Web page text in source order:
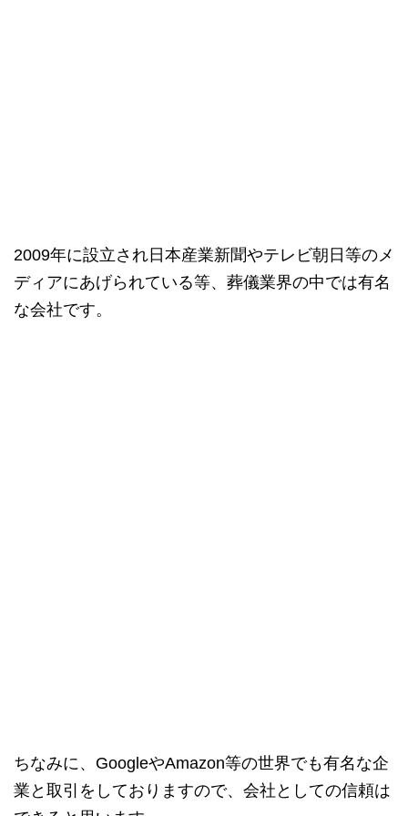
2009年に設立され日本産業新聞やテレビ朝日等のメ
ディアにあげられている等、葬儀業界の中では有名
な会社です。
ちなみに、GoogleやAmazon等の世界でも有名な企
業と取引をしておりますので、会社としての信頼は